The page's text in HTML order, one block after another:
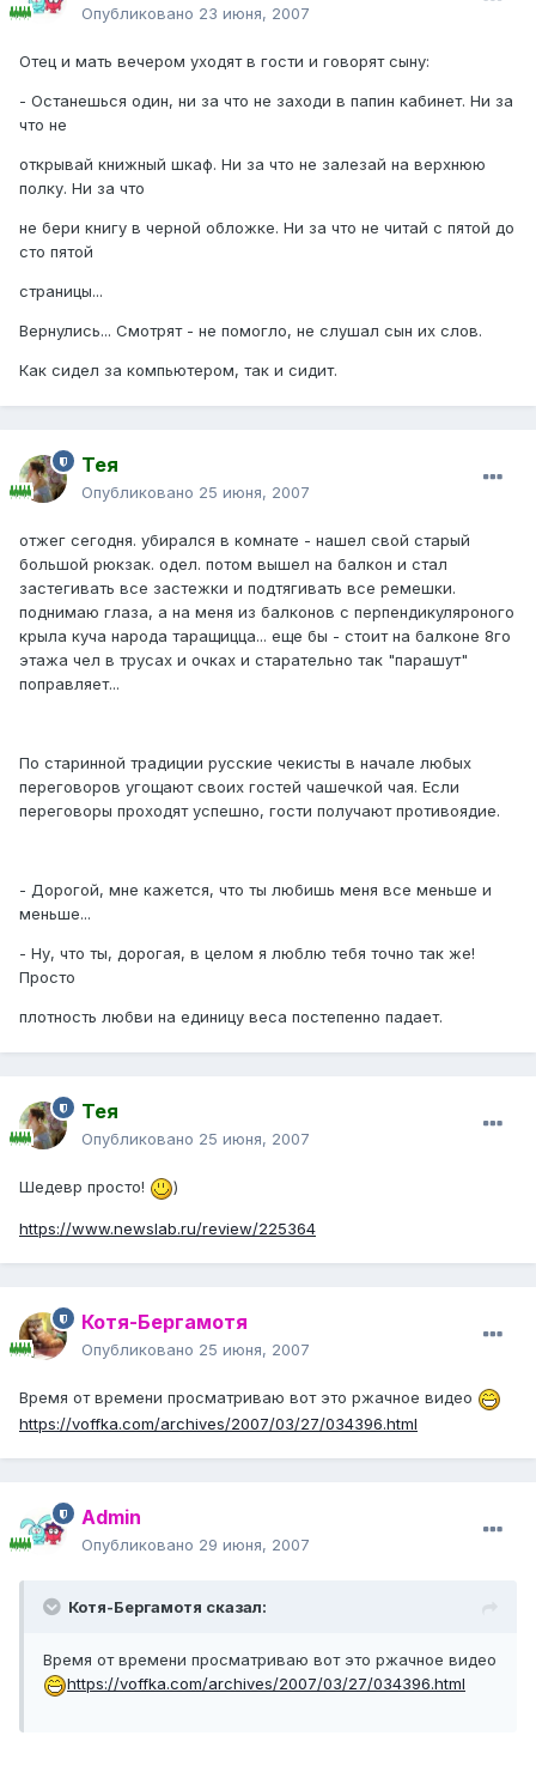
Опубликовано 23 июня, 2007
Отец и мать вечером уходят в гости и говорят сыну:
- Останешься один, ни за что не заходи в папин кабинет. Ни за
что не
открывай книжный шкаф. Ни за что не залезай на верхнюю
полку. Ни за что
не бери книгу в черной обложке. Ни за что не читай с пятой до
сто пятой
страницы...
Вернулись... Смотрят - не помогло, не слушал сын их слов.
Как сидел за компьютером, так и сидит.
Тея
Опубликовано 25 июня, 2007
отжег сегодня. убирался в комнате - нашел свой старый
большой рюкзак. одел. потом вышел на балкон и стал
застегивать все застежки и подтягивать все ремешки.
поднимаю глаза, а на меня из балконов с перпендикуляроного
крыла куча народа таращицца... еще бы - стоит на балконе 8го
этажа чел в трусах и очках и старательно так "парашут"
поправляет...
По старинной традиции русские чекисты в начале любых
переговоров угощают своих гостей чашечкой чая. Если
переговоры проходят успешно, гости получают противоядие.
- Дорогой, мне кажется, что ты любишь меня все меньше и
меньше...
- Ну, что ты, дорогая, в целом я люблю тебя точно так же!
Просто
плотность любви на единицу веса постепенно падает.
Тея
Опубликовано 25 июня, 2007
Шедевр просто! )
https://www.newslab.ru/review/225364
Котя-Бергамотя
Опубликовано 25 июня, 2007
Время от времени просматриваю вот это ржачное видео
https://voffka.com/archives/2007/03/27/034396.html
Admin
Опубликовано 29 июня, 2007
Котя-Бергамотя сказал:
Время от времени просматриваю вот это ржачное видео
https://voffka.com/archives/2007/03/27/034396.html